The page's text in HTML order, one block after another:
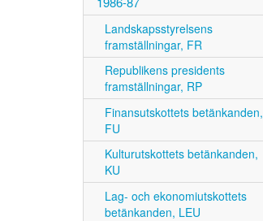
Landskapsstyrelsens
framställningar, FR
Republikens presidents
framställningar, RP
Finansutskottets betänkanden,
FU
Kulturutskottets betänkanden,
KU
Lag- och ekonomiutskottets
betänkanden, LEU